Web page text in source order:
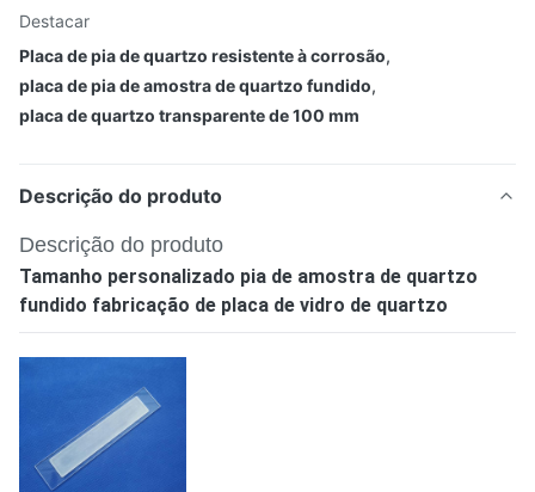
Destacar
Placa de pia de quartzo resistente à corrosão,
placa de pia de amostra de quartzo fundido,
placa de quartzo transparente de 100 mm
Descrição do produto
Descrição do produto
Tamanho personalizado pia de amostra de quartzo
fundido fabricação de placa de vidro de quartzo